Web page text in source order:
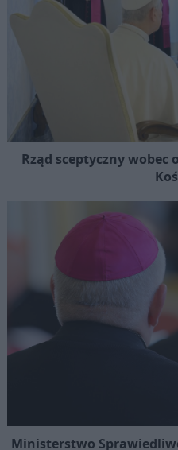
Rząd sceptyczny
Ministerstwo